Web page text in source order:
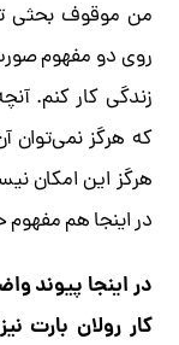
من موقوف بحثی
روی دو مفهوم
زندگی کار کنم.
که هرگز نمی‌توان
هرگز این امکان
در اینجا هم
در اینجا پیوند
کار رولان بارت